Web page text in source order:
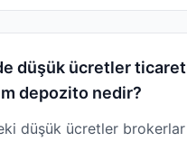
düşük ücretler
depozito nedir?
düşük ücretler brokerlar